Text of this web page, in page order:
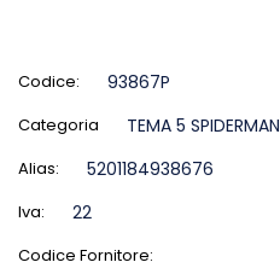
Codice: 93867P
Categoria TEMA 5 SPIDERMAN
Alias: 5201184938676
Iva: 22
Codice Fornitore: